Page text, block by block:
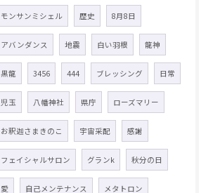
モンサンミシェル 歴史 8月8日
アバンダンス 地震 白い羽根 龍神
黒龍 3456 444 ブレッシング 日常
児玉 八幡神社 県庁 ローズマリー
お釈迦さまきのこ 宇宙采配 感謝
フェイシャルサロン グランk 秋分の日
愛 自己メンテナンス メタトロン